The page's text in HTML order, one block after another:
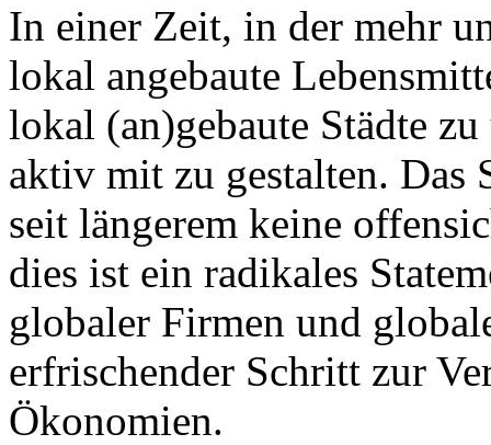
In einer Zeit, in der mehr
lokal angebaute
lokal (an)gebaute Städte
aktiv mit zu gestalten. Das
seit längerem keine
dies ist ein radikales
globaler Firmen und
erfrischender Schritt zur
Ökonomien.